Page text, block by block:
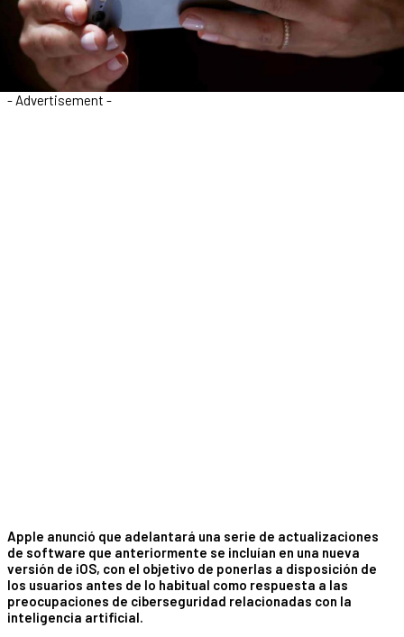
- Advertisement -
Apple anunció que adelantará una serie de actualizaciones
de software que anteriormente se incluían en una nueva
versión de iOS, con el objetivo de ponerlas a disposición de
los usuarios antes de lo habitual como respuesta a las
preocupaciones de ciberseguridad relacionadas con la
inteligencia artificial.